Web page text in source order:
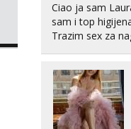
Ciao ja sam
sam i top
Trazim sex za nagradu Radim klasican
neljubim se